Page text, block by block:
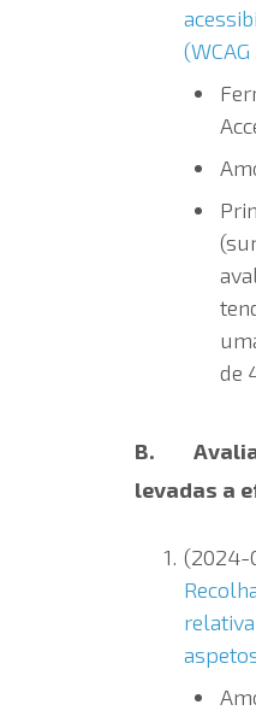
(WCAG
de
B.
levadas a